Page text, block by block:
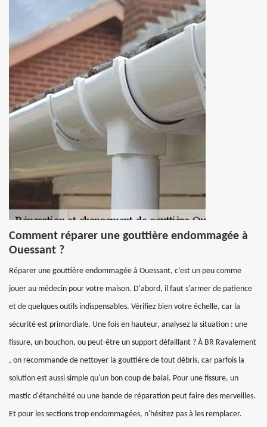
Comment réparer une gouttière endommagée à
Ouessant ?
Réparer une gouttière endommagée à Ouessant, c’est un peu comme
jouer au médecin pour votre maison. D'abord, il faut s'armer de patience
et de quelques outils indispensables. Vérifiez bien votre échelle, car la
sécurité est primordiale. Une fois en hauteur, analysez la situation : une
fissure, un bouchon, ou peut-être un support défaillant ? À BR Ravalement
, on recommande de nettoyer la gouttière de tout débris, car parfois la
solution est aussi simple qu'un bon coup de balai. Pour une fissure, un
mastic d'étanchéité ou une bande de réparation peut faire des merveilles.
Et pour les sections trop endommagées, n'hésitez pas à les remplacer.